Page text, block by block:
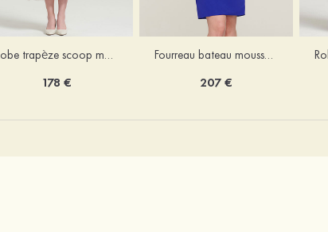
Robe trapèze scoop mousseline longueur mollet robe de mère de la mariée avec appliqué volants veste
178 €
Fourreau bateau mousseline longueur genou robe de mère de la mariée avec appliqué perle plissé veste
207 €